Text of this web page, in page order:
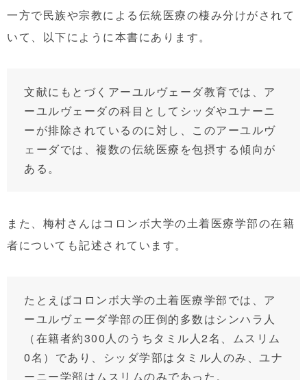
一方で民族や宗教による伝統医療の棲み分けがされて
いて、以下にように本書にあります。
文献にもとづくアーユルヴェーダ教育では、ア
ーユルヴェーダの科目としてシッダやユナーニ
ーが排除されているのに対し、このアーユルヴ
ェーダでは、複数の伝統医療を包摂する傾向が
ある。
また、梅村さんはコロンボ大学の土着医療学部の在籍
者についても記述されています。
たとえばコロンボ大学の土着医療学部では、ア
ーユルヴェーダ学部の圧倒的多数はシンハラ人
（在籍者約300人のうちタミル人2名、ムスリム
0名）であり、シッダ学部はタミル人のみ、ユナ
ーニー学部はムスリムのみであった。